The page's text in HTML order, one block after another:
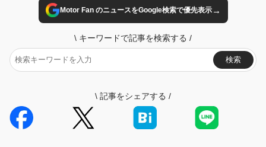
Motor Fan のニュースをGoogle検索で優先表示→
\ キーワードで記事を検索する /
検索
\ 記事をシェアする /